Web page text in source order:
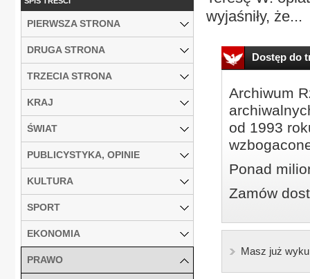
wyjaśniły, że...
Dostęp do
Archiwum
od 1993
Ponad
Zamów
Masz już
PIERWSZA STRONA
DRUGA STRONA
TRZECIA STRONA
KRAJ
ŚWIAT
PUBLICYSTYKA, OPINIE
KULTURA
SPORT
EKONOMIA
PRAWO